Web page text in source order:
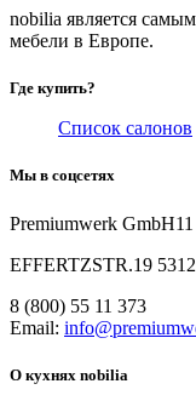
nobilia является
мебели в Европе.
Где купить?
Список салонов
Мы в соцсетях
Premiumwerk GmbH11
EFFERTZSTR.19
8 (800) 55 11 373
Email:
О кухнях nobilia